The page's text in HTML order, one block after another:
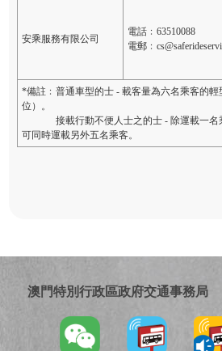
安乘服務有限公司
電話﹕63510088
電郵
*備註﹕普通車型的士 - 載客量為六名乘客的
位）。
接載行動不便人士之的士 - 除運載一名
可同時運載另外五名乘客。
澳門特別行政區政府交通事務局